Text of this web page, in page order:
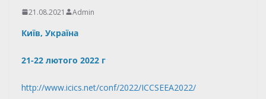
21.08.2021 Admin
Київ, Україна
21-22 лютого 2022 г
http://www.icics.net/conf/2022/ICCSEEA2022/